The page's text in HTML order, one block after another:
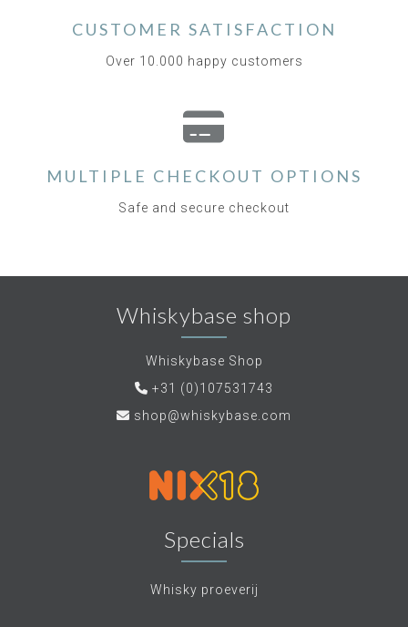
CUSTOMER SATISFACTION
Over 10.000 happy customers
MULTIPLE CHECKOUT OPTIONS
Safe and secure checkout
Whiskybase shop
Whiskybase Shop
+31 (0)107531743
shop@whiskybase.com
Specials
Whisky proeverij